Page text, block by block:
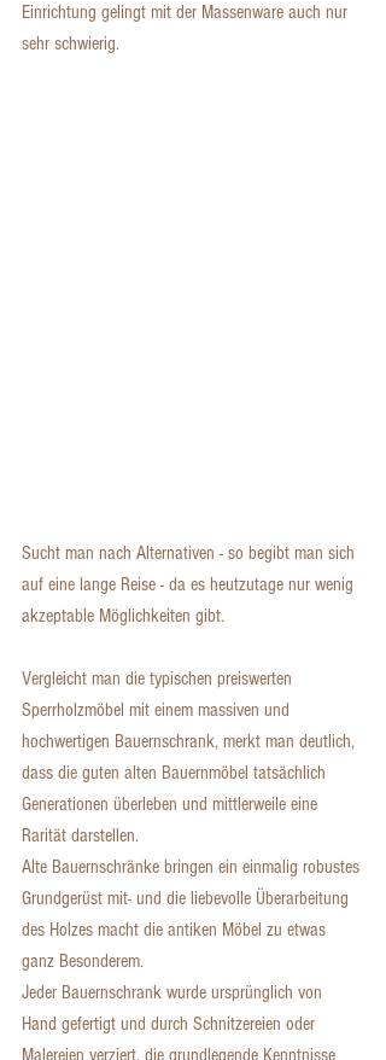
Einrichtung gelingt mit der Massenware auch nur
sehr schwierig.​​​​​​​​​
Sucht man nach Alternativen - so begibt man sich
auf eine lange Reise - da es heutzutage nur wenig
akzeptable Möglichkeiten gibt.
Vergleicht man die typischen preiswerten
Sperrholzmöbel mit einem massiven und
hochwertigen Bauernschrank, merkt man deutlich,
dass die guten alten Bauernmöbel tatsächlich
Generationen überleben und mittlerweile eine
Rarität darstellen.
Alte Bauernschränke bringen ein einmalig robustes
Grundgerüst mit- und die liebevolle Überarbeitung
des Holzes macht die antiken Möbel zu etwas
ganz Besonderem.
Jeder Bauernschrank wurde ursprünglich von
Hand gefertigt und durch Schnitzereien oder
Malereien verziert, die grundlegende Kenntnisse